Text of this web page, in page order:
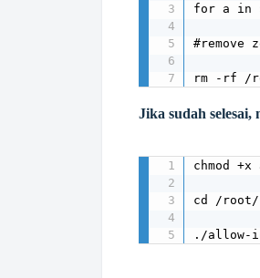
for a in
#remove
rm -rf /
Jika sudah
chmod
cd /root/
./allow-